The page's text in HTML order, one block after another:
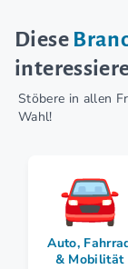
Diese
Stöbere in allen
Wahl!
Auto,
& Mobilität